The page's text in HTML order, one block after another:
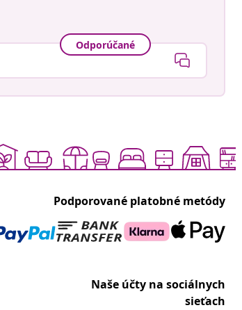
Odporúčané
Podporované platobné metódy
Naše účty na sociálnych
sieťach